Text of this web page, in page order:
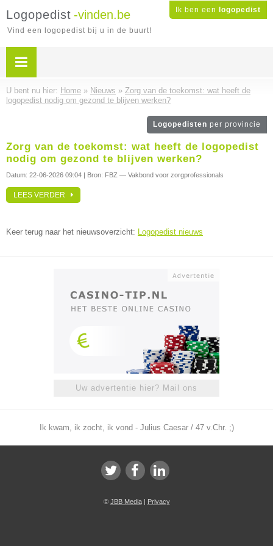
Ik ben een logopedist
Logopedist -vinden.be
Vind een logopedist bij u in de buurt!
U bent nu hier: Home » Nieuws » Zorg van de toekomst: wat heeft de
logopedist nodig om gezond te blijven werken?
Logopedisten per provincie
Zorg van de toekomst: wat heeft de logopedist
nodig om gezond te blijven werken?
Datum: 22-06-2026 09:04 | Bron: FBZ — Vakbond voor zorgprofessionals
LEES VERDER
Keer terug naar het nieuwsoverzicht: Logopedist nieuws
Uw advertentie hier? Mail ons
Ik kwam, ik zocht, ik vond - Julius Caesar / 47 v.Chr. ;)
© JBB Media| Privacy